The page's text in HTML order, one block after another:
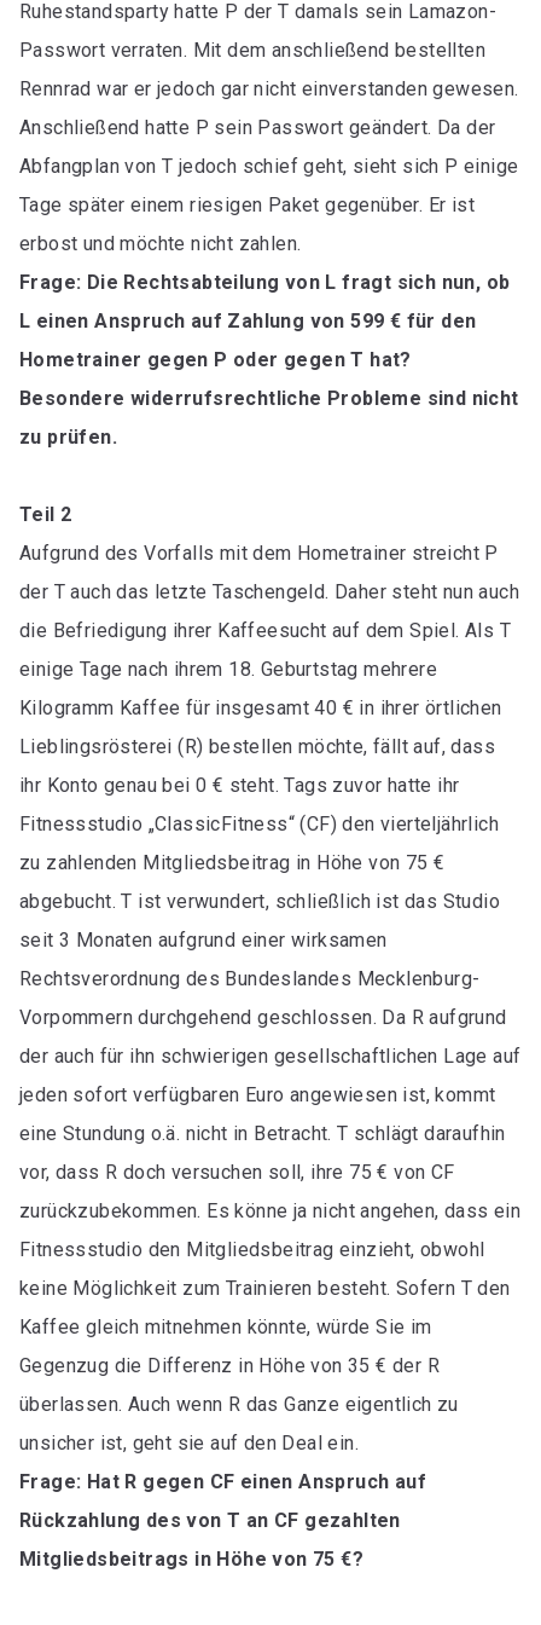
Ruhestandsparty hatte P der T damals sein Lamazon-
Passwort verraten. Mit dem anschließend bestellten
Rennrad war er jedoch gar nicht einverstanden gewesen.
Anschließend hatte P sein Passwort geändert. Da der
Abfangplan von T jedoch schief geht, sieht sich P einige
Tage später einem riesigen Paket gegenüber. Er ist
erbost und möchte nicht zahlen.
Frage: Die Rechtsabteilung von L fragt sich nun, ob
L einen Anspruch auf Zahlung von 599 € für den
Hometrainer gegen P oder gegen T hat?
Besondere widerrufsrechtliche Probleme sind nicht
zu prüfen.
Teil 2
Aufgrund des Vorfalls mit dem Hometrainer streicht P
der T auch das letzte Taschengeld. Daher steht nun auch
die Befriedigung ihrer Kaffeesucht auf dem Spiel. Als T
einige Tage nach ihrem 18. Geburtstag mehrere
Kilogramm Kaffee für insgesamt 40 € in ihrer örtlichen
Lieblingsrösterei (R) bestellen möchte, fällt auf, dass
ihr Konto genau bei 0 € steht. Tags zuvor hatte ihr
Fitnessstudio „ClassicFitness“ (CF) den vierteljährlich
zu zahlenden Mitgliedsbeitrag in Höhe von 75 €
abgebucht. T ist verwundert, schließlich ist das Studio
seit 3 Monaten aufgrund einer wirksamen
Rechtsverordnung des Bundeslandes Mecklenburg-
Vorpommern durchgehend geschlossen. Da R aufgrund
der auch für ihn schwierigen gesellschaftlichen Lage auf
jeden sofort verfügbaren Euro angewiesen ist, kommt
eine Stundung o.ä. nicht in Betracht. T schlägt daraufhin
vor, dass R doch versuchen soll, ihre 75 € von CF
zurückzubekommen. Es könne ja nicht angehen, dass ein
Fitnessstudio den Mitgliedsbeitrag einzieht, obwohl
keine Möglichkeit zum Trainieren besteht. Sofern T den
Kaffee gleich mitnehmen könnte, würde Sie im
Gegenzug die Differenz in Höhe von 35 € der R
überlassen. Auch wenn R das Ganze eigentlich zu
unsicher ist, geht sie auf den Deal ein.
Frage: Hat R gegen CF einen Anspruch auf
Rückzahlung des von T an CF gezahlten
Mitgliedsbeitrags in Höhe von 75 €?